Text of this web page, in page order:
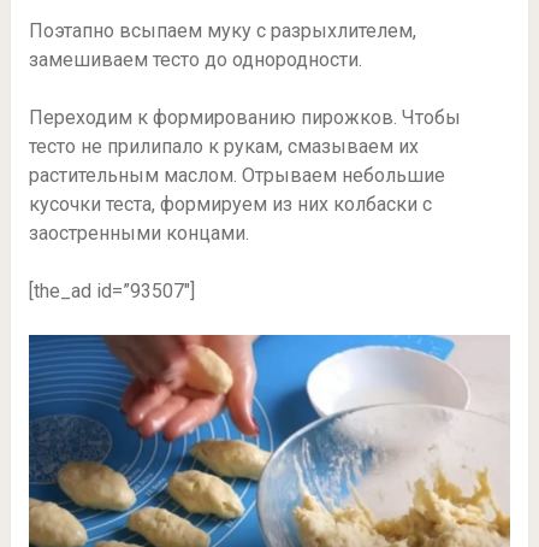
Поэтапно всыпаем муку с разрыхлителем,
замешиваем тесто до однородности.
Переходим к формированию пирожков. Чтобы
тесто не прилипало к рукам, смазываем их
растительным маслом. Отрываем небольшие
кусочки теста, формируем из них колбаски с
заостренными концами.
[the_ad id=”93507″]